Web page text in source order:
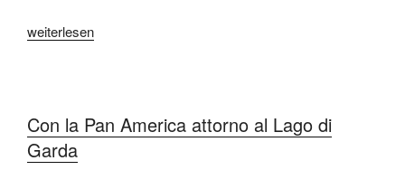
„Know-
sicheren
Motorradfahren“
weiterlesen
Con la Pan America attorno al Lago di
Garda